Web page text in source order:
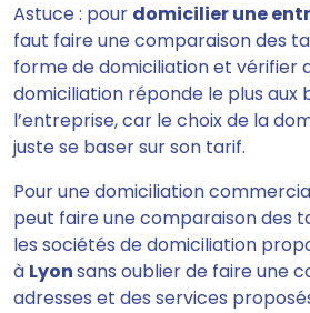
Astuce : pour domicilier une
faut faire une comparaison des
forme de domiciliation et vérifier
domiciliation réponde le plus aux
l’entreprise, car le choix de la
juste se baser sur son tarif.
Pour une domiciliation
peut faire une comparaison des
les sociétés de domiciliation
à Lyonsans oublier de faire une
adresses et des services